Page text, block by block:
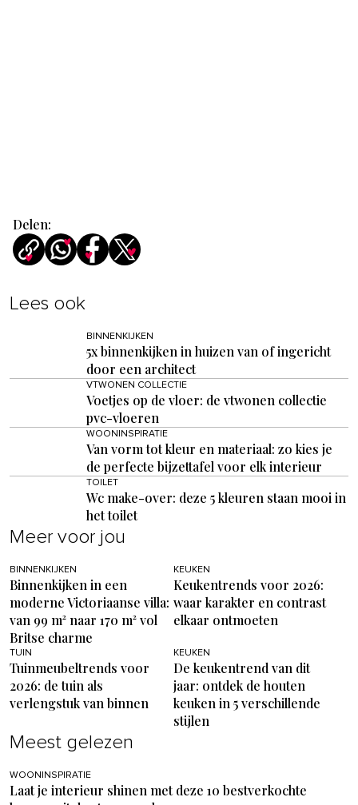
Delen:
Lees ook
BINNENKIJKEN
5x binnenkijken in huizen van of ingericht
door een architect
VTWONEN COLLECTIE
Voetjes op de vloer: de vtwonen collectie
pvc-vloeren
WOONINSPIRATIE
Van vorm tot kleur en materiaal: zo kies je
de perfecte bijzettafel voor elk interieur
TOILET
Wc make-over: deze 5 kleuren staan mooi in
het toilet
Meer voor jou
BINNENKIJKEN
Binnenkijken in een
moderne Victoriaanse villa:
van 99 m² naar 170 m² vol
Britse charme
KEUKEN
Keukentrends voor 2026:
waar karakter en contrast
elkaar ontmoeten
TUIN
Tuinmeubeltrends voor
2026: de tuin als
verlengstuk van binnen
KEUKEN
De keukentrend van dit
jaar: ontdek de houten
keuken in 5 verschillende
stijlen
Meest gelezen
WOONINSPIRATIE
Laat je interieur shinen met deze 10 bestverkochte